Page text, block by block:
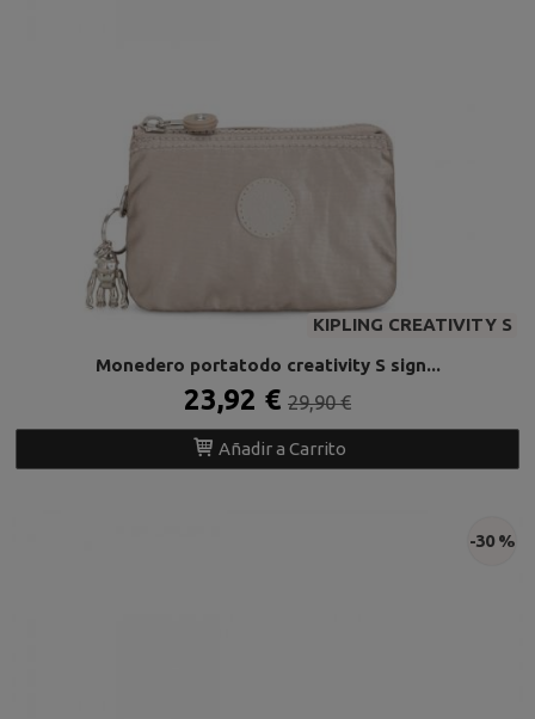
KIPLING CREATIVITY S
Monedero portatodo creativity S sign...
23,92 € 29,90 €
Añadir a Carrito
-30 %